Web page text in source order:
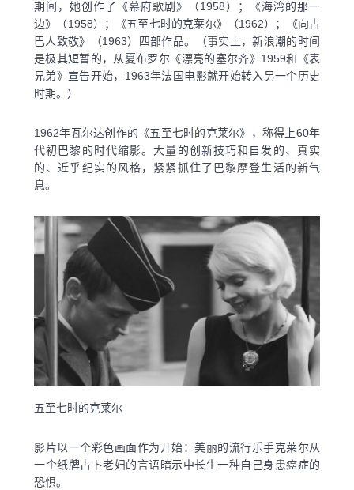
期间，她创作了《幕府歌剧》（1958）；《海湾的那一
边》（1958）；《五至七时的克莱尔》（1962）；《向古
巴人致敬》（1963）四部作品。（事实上，新浪潮的时间
是极其短暂的，从夏布罗尔《漂亮的塞尔齐》1959和《表
兄弟》宣告开始，1963年法国电影就开始转入另一个历史
时期。）
1962年瓦尔达创作的《五至七时的克莱尔》，称得上60年
代初巴黎的时代缩影。大量的创新技巧和自发的、真实
的、近乎纪实的风格，紧紧抓住了巴黎摩登生活的新气
息。
五至七时的克莱尔
影片以一个彩色画面作为开始：美丽的流行乐手克莱尔从
一个纸牌占卜老妇的言语暗示中长生一种自己身患癌症的
恐惧。